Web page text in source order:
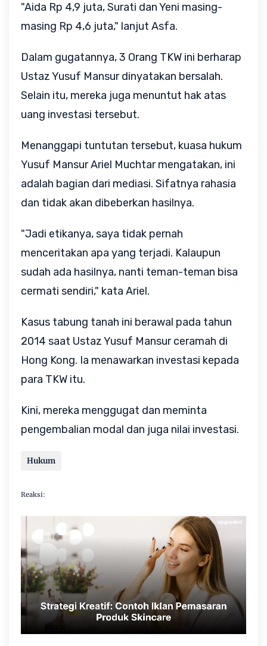
"Aida Rp 4,9 juta, Surati dan Yeni masing-
masing Rp 4,6 juta," lanjut Asfa.
Dalam gugatannya, 3 Orang TKW ini berharap
Ustaz Yusuf Mansur dinyatakan bersalah.
Selain itu, mereka juga menuntut hak atas
uang investasi tersebut.
Menanggapi tuntutan tersebut, kuasa hukum
Yusuf Mansur Ariel Muchtar mengatakan, ini
adalah bagian dari mediasi. Sifatnya rahasia
dan tidak akan dibeberkan hasilnya.
"Jadi etikanya, saya tidak pernah
menceritakan apa yang terjadi. Kalaupun
sudah ada hasilnya, nanti teman-teman bisa
cermati sendiri," kata Ariel.
Kasus tabung tanah ini berawal pada tahun
2014 saat Ustaz Yusuf Mansur ceramah di
Hong Kong. Ia menawarkan investasi kepada
para TKW itu.
Kini, mereka menggugat dan meminta
pengembalian modal dan juga nilai investasi.
Hukum
Reaksi: